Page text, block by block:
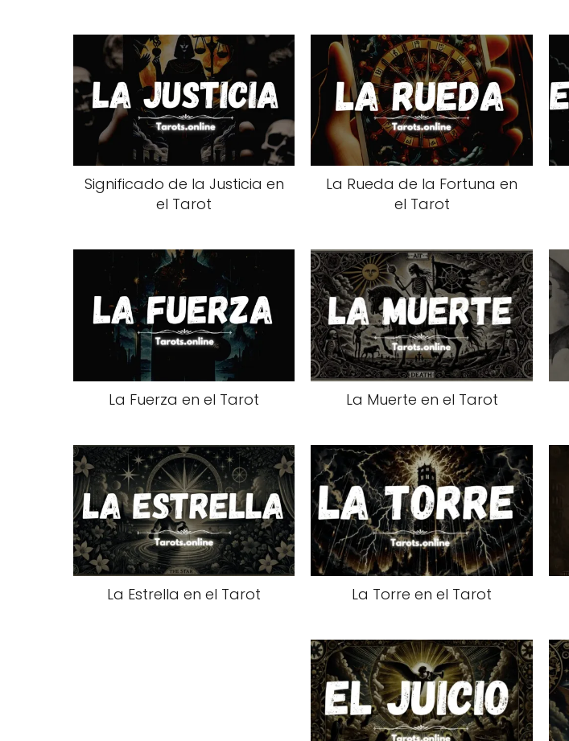
Significado de la Justicia en
el Tarot
La Rueda de la Fortuna en
el Tarot
La Fuerza en el Tarot La Muerte en el Tarot
La Estrella en el Tarot La Torre en el Tarot